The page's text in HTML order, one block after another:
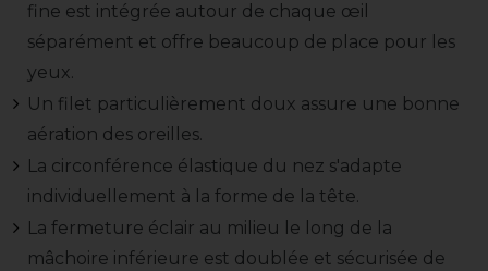
fine est intégrée autour de chaque œil
séparément et offre beaucoup de place pour les
yeux.
Un filet particulièrement doux assure une bonne
aération des oreilles.
La circonférence élastique du nez s'adapte
individuellement à la forme de la tête.
La fermeture éclair au milieu le long de la
mâchoire inférieure est doublée et sécurisée de